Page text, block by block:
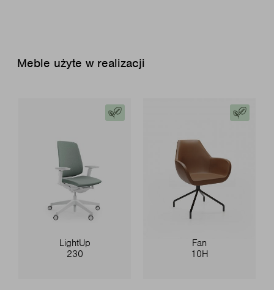
Meble użyte w realizacji
LightUp
230
Fan
10H